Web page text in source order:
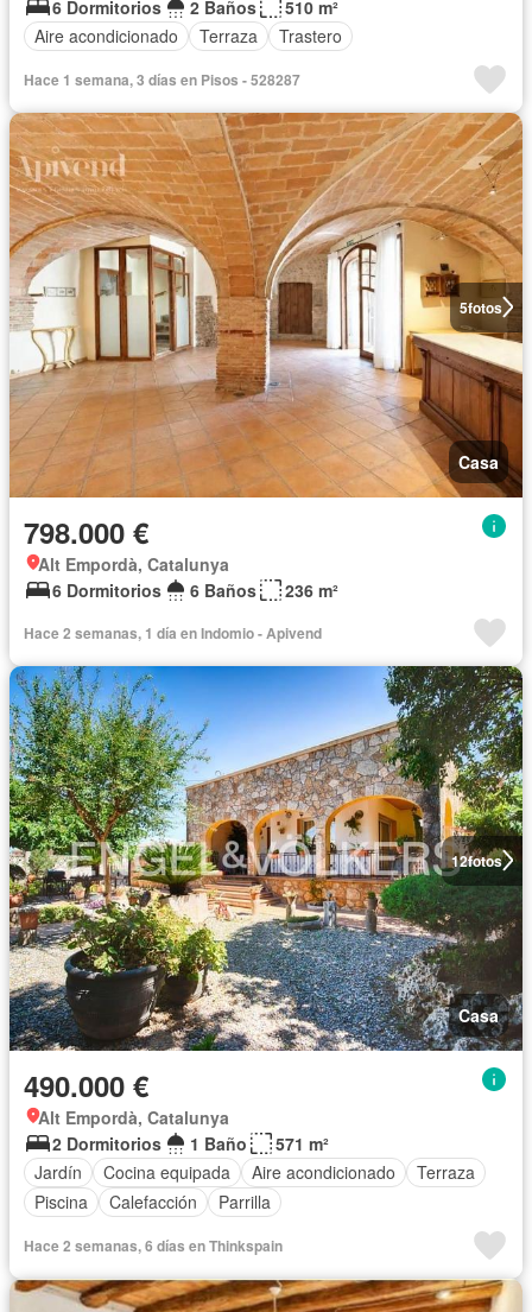
6 Dormitorios 2 Baños
510 m²
Aire acondicionado
Terraza Trastero
Hace 1 semana, 3 días en Pisos - 528287
5fotos
Casa
798.000 €
Alt Empordà, Catalunya
6 Dormitorios
6 Baños 236 m²
Hace 2 semanas, 1 día en Indomio - Apivend
12fotos
Casa
490.000 €
Alt Empordà, Catalunya
2 Dormitorios
1 Baño
571 m²
Jardín
Cocina equipada Aire acondicionado
Terraza
Piscina
Calefacción Parrilla
Hace 2 semanas, 6 días en Thinkspain